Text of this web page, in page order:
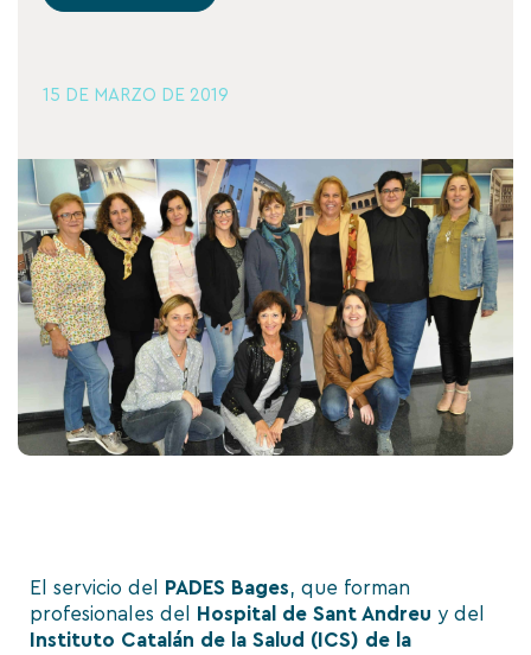
15 DE MARZO DE 2019
El servicio del PADES Bages, que forman
profesionales del
Hospital de Sant Andreu y del
Instituto Catalán de la Salud (ICS) de la